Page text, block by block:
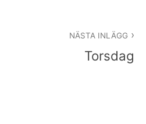
NÄSTA INLÄGG
Torsdag